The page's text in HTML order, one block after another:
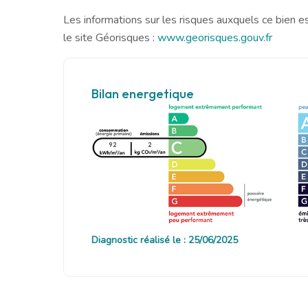
Les informations sur les risques auxquels ce bien
le site Géorisques : www.georisques.gouv.fr
Bilan energetique
92 2
Diagnostic réalisé le : 25/06/2025